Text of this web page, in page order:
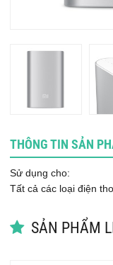
THÔNG TIN SẢN
Sử dụng cho:
Tất cả các loại điện
SẢN PHẨM